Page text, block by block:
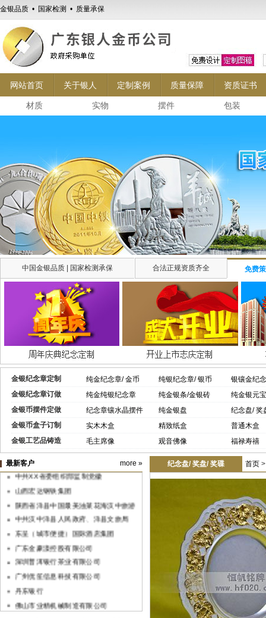
金银品质 • 国家检测 • 质量承保
网站首页 关于银人 定制案例 质量保障 资质证书
材质 实物 摆件 包装
中国金银品质 | 国家检测承保 合法正规资质齐全 免费
金银纪念章定制 纯金纪念章/ 金币 纯银纪念章/ 银币
银镶金纪
金银纪念章订做
纯金纯银纪念章 纯金银条/金银砖
纯金银元宝
金银币摆件定做
纪念章镶水晶摆件 纯金银盘
纪念盘/ 奖
金银币盒子订制
实木木盒 精致纸盒
普通木盒
金银工艺品铸造
毛主席像 观音佛像 福禄寿禧
纪念盘/ 奖盘/ 奖碟 首页
最新客户 more »
中共XX省委组织部监制党徽
山西宏达钢铁集团
陕西省洋县中国最美油菜花海汉中旅游
文化节
中共汉中洋县人民政府、洋县文旅局
广东金豪漾控股有限公司
深圳普洱银行茶业有限公司
丹东银行
佛山市业精机械制造有限公司
兰州方大炭素新材料科技股份有限公司